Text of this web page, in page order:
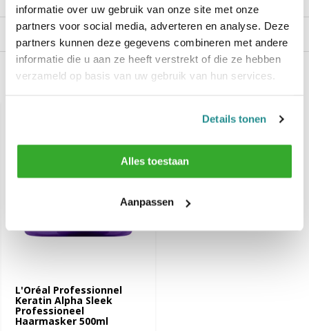
informatie over uw gebruik van onze site met onze
partners voor social media, adverteren en analyse. Deze
partners kunnen deze gegevens combineren met andere
informatie die u aan ze heeft verstrekt of die ze hebben
verzameld op basis van uw gebruik van hun services.
Details tonen
Alles toestaan
Aanpassen
Reviews
Recent bekeken
L'Oréal Professionnel
Keratin Alpha Sleek
Professioneel
Haarmasker 500ml